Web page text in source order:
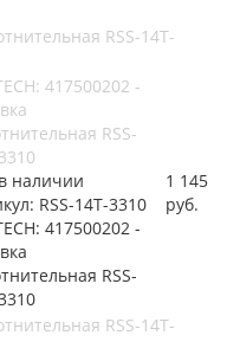
RSS-14T-
417500202 -
RSS-
наличии
RSS-14T-3310
417500202 -
RSS-
1 145
руб.
RSS-14T-